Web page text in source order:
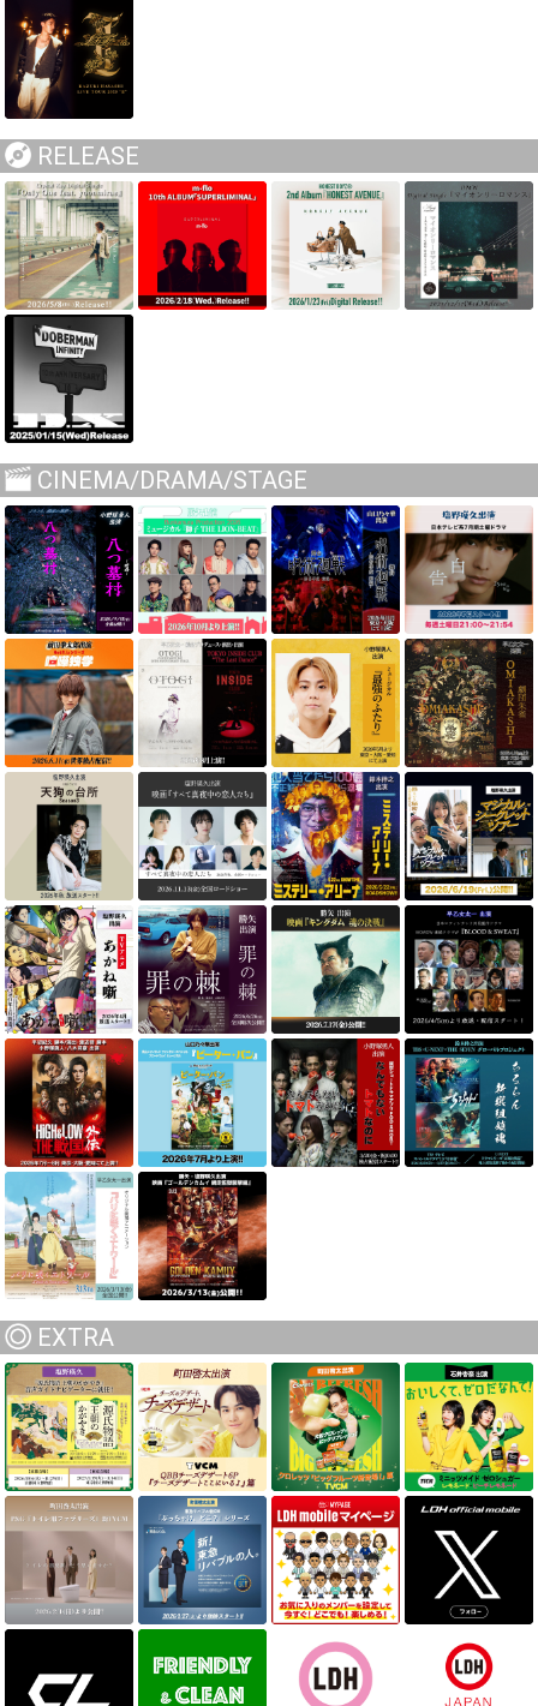
RELEASE
CINEMA/DRAMA/STAGE
EXTRA